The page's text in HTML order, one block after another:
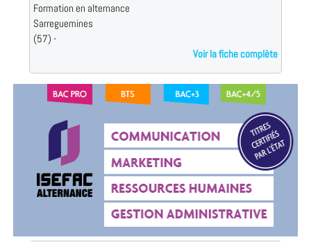
Formation en alternance
Sarreguemines
(57) -
Voir la fiche complète